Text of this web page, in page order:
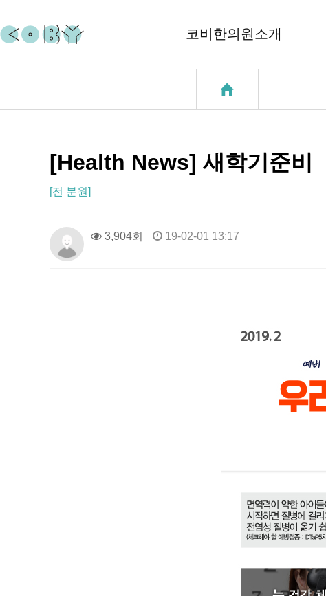
코비한의원소개
중이염
[Health News] 새학기준비
[전 분원]
3,904회 19-02-01 13:17